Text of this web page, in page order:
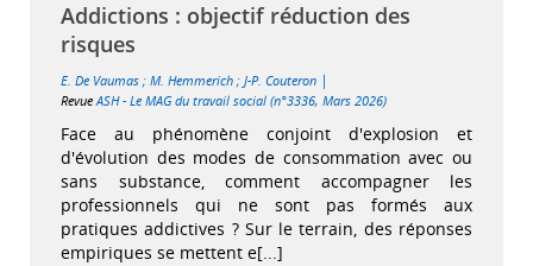
Addictions : objectif réduction des
risques
E. De Vaumas ; M. Hemmerich ; J-P. Couteron |
RevueASH - Le MAG du travail social (n°3336, Mars 2026)
Face au phénomène conjoint d'explosion et
d'évolution des modes de consommation avec ou
sans substance, comment accompagner les
professionnels qui ne sont pas formés aux
pratiques addictives ? Sur le terrain, des réponses
empiriques se mettent e[...]